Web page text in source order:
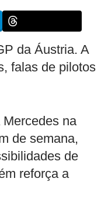
da Áustria. A
falas de pilotos
na
de semana,
de
reforça a